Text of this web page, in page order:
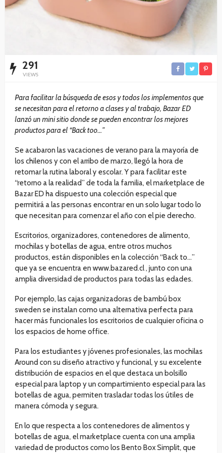
291
VIEWS
Para facilitar la búsqueda de esos y todos los implementos que
se necesitan para el retorno a clases y al trabajo, Bazar ED
lanzó un mini sitio donde se pueden encontrar los mejores
productos para el “Back too…”
Se acabaron las vacaciones de verano para la mayoría de
los chilenos y con el arribo de marzo, llegó la hora de
retomar la rutina laboral y escolar. Y para facilitar este
“retorno a la realidad” de toda la familia, el marketplace de
Bazar ED ha dispuesto una colección especial que
permitirá a las personas encontrar en un solo lugar todo lo
que necesitan para comenzar el año con el pie derecho.
Escritorios, organizadores, contenedores de alimento,
mochilas y botellas de agua, entre otros muchos
productos, están disponibles en la colección “Back to…”
que ya se encuentra en www.bazared.cl , junto con una
amplia diversidad de productos para todas las edades.
Por ejemplo, las cajas organizadoras de bambú box
sweden se instalan como una alternativa perfecta para
hacer más funcionales los escritorios de cualquier oficina o
los espacios de home office.
Para los estudiantes y jóvenes profesionales, las mochilas
Around con su diseño atractivo y funcional, y su excelente
distribución de espacios en el que destaca un bolsillo
especial para laptop y un compartimiento especial para las
botellas de agua, permiten trasladar todas los útiles de
manera cómoda y segura.
En lo que respecta a los contenedores de alimentos y
botellas de agua, el marketplace cuenta con una amplia
variedad de productos como los Bento Box Simplit, que